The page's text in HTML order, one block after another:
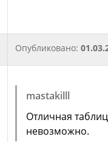
Опубликовано:
mastakilll
Отличная
невозможно.